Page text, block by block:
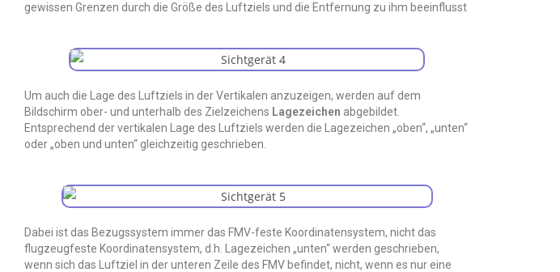
gewissen Grenzen durch die Größe des Luftziels und die Entfernung zu ihm beeinflusst
Um auch die Lage des Luftziels in der Vertikalen anzuzeigen, werden auf dem
Bildschirm ober- und unterhalb des Zielzeichens Lagezeichen abgebildet.
Entsprechend der vertikalen Lage des Luftziels werden die Lagezeichen „oben“, „unten“
oder „oben und unten“ gleichzeitig geschrieben.
Dabei ist das Bezugssystem immer das FMV-feste Koordinatensystem, nicht das
flugzeugfeste Koordinatensystem, d.h. Lagezeichen „unten“ werden geschrieben,
wenn sich das Luftziel in der unteren Zeile des FMV befindet, nicht, wenn es nur eine